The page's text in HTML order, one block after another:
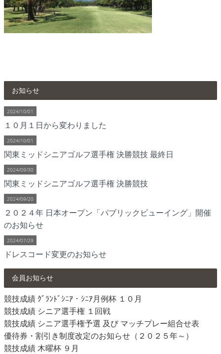
お知らせ
2024/10/01
１０月１日から変わりました
2024/10/01
関東ミッドシニアゴルフ選手権 決勝競技 最終日
2024/09/30
関東ミッドシニアゴルフ選手権 決勝競技
2024/09/20
２０２４年 日本オープン「パブリックビューイング」開催
のお知らせ
2024/07/29
ドレスコード変更のお知らせ
会員お知らせ
競技成績 ｸﾞﾗﾝﾄﾞｼﾆｱ・ｼﾆｱ月例杯 １０月
競技成績 シニア選手権 １回戦
競技成績 シニア選手権予選 及び マッチプレー組合せ表
優待券・割引き制度改定のお知らせ（２０２５年～）
競技成績 木曜杯 ９月